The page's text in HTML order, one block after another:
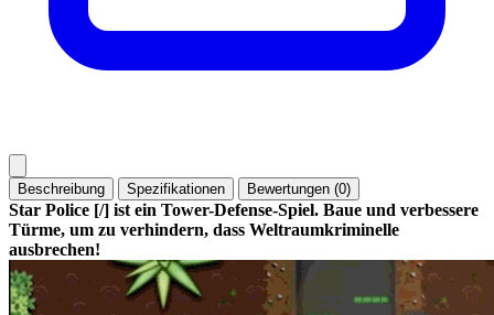
Beschreibung Spezifikationen Bewertungen (0)
Star Police [/] ist ein Tower-Defense-Spiel. Baue und verbessere
Türme, um zu verhindern, dass Weltraumkriminelle
ausbrechen!